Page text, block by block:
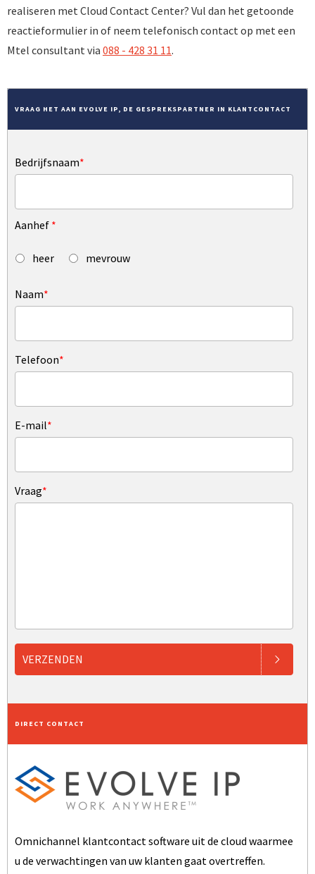
realiseren met Cloud Contact Center? Vul dan het getoonde
reactieformulier in of neem telefonisch contact op met een
Mtel consultant via 088 - 428 31 11.
VRAAG HET AAN EVOLVE IP, DE GESPREKSPARTNER IN KLANTCONTACT
Bedrijfsnaam*
Aanhef *
heer mevrouw
Naam*
Telefoon*
E-mail*
Vraag*
VERZENDEN
DIRECT CONTACT
Omnichannel klantcontact software uit de cloud waarmee
u de verwachtingen van uw klanten gaat overtreffen.